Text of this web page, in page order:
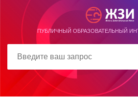
ПУБЛИЧНЫЙ ОБРАЗОВАТЕЛЬНЫЙ